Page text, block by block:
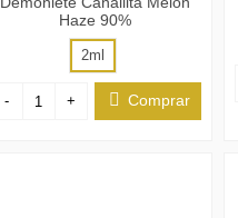
Haze 90%
2ml
- + Comprar